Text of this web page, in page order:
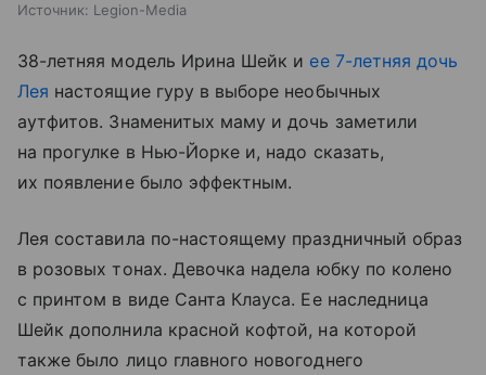
Источник: Legion-Media
38-летняя модель Ирина Шейк и ее 7-летняя дочь
Лея настоящие гуру в выборе необычных
аутфитов. Знаменитых маму и дочь заметили
на прогулке в Нью-Йорке и, надо сказать,
их появление было эффектным.
Лея составила по-настоящему праздничный образ
в розовых тонах. Девочка надела юбку по колено
с принтом в виде Санта Клауса. Ее наследница
Шейк дополнила красной кофтой, на которой
также было лицо главного новогоднего